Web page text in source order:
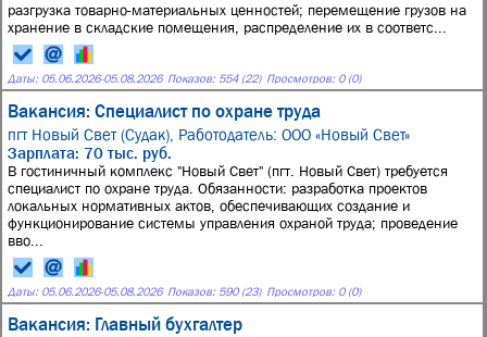
разгрузка товарно-материальных ценностей; перемещение грузов на
хранение в складские помещения, распределение их в соответс...
Даты: 05.06.2026-05.08.2026 Показов: 554 (22) Просмотров: 0 (0)
Вакансия: Специалист по охране труда
пгт Новый Свет (Судак), Работодатель: ООО «Новый Свет»
Зарплата: 70 тыс. руб.
В гостиничный комплекс "Новый Свет" (пгт. Новый Свет) требуется
специалист по охране труда. Обязанности: разработка проектов
локальных нормативных актов, обеспечивающих создание и
функционирование системы управления охраной труда; проведение
вво...
Даты: 05.06.2026-05.08.2026 Показов: 590 (23) Просмотров: 0 (0)
Вакансия: Главный бухгалтер